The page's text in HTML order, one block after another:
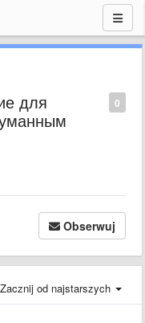
0
для
Obserwuj
Zacznij od najstarszych